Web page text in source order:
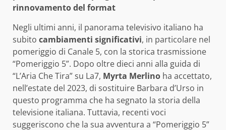
rinnovamento del format
Negli ultimi anni, il panorama televisivo italiano ha
subito cambiamenti significativi, in particolare nel
pomeriggio di Canale 5, con la storica trasmissione
“Pomeriggio 5”. Dopo oltre dieci anni alla guida di
“L’Aria Che Tira” su La7, Myrta Merlino ha accettato,
nell’estate del 2023, di sostituire Barbara d’Urso in
questo programma che ha segnato la storia della
televisione italiana. Tuttavia, recenti voci
suggeriscono che la sua avventura a “Pomeriggio 5”